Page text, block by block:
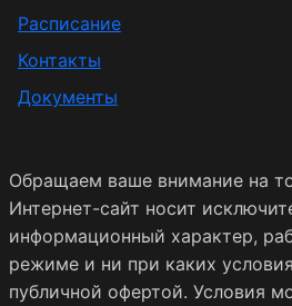
Расписание
Контакты
Документы
Обращаем ваше внимание на
Интернет-сайт носит
информационный характер,
режиме и ни при каких
публичной офертой. Условия